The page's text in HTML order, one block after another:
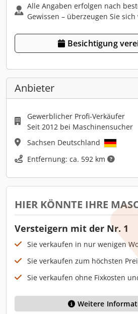
Alle Angaben erfolgen nach
Gewissen – überzeugen Sie sich
Besichtigung
Anbieter
Gewerblicher Profi-Verkäufer
Seit 2012 bei Maschinensucher
Sachsen Deutschland
Entfernung: ca. 592 km
HIER KÖNNTE IHRE
Versteigern mit der Nr. 1
Sie verkaufen in nur wenigen
Sie verkaufen zum höchsten
Sie verkaufen ohne Fixkosten
Weitere